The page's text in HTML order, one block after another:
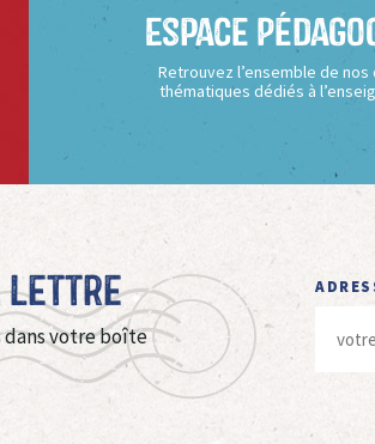
Espace
Retrouvez l’ensemble de
thématiques dédiés à
Lettre
dans votre boîte